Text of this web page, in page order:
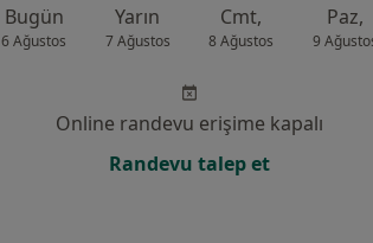
Bugün
6 Ağustos
Yarın
7 Ağustos
Cmt,
8 Ağustos
Paz,
9
Online randevu erişime kapalı
Randevu talep et